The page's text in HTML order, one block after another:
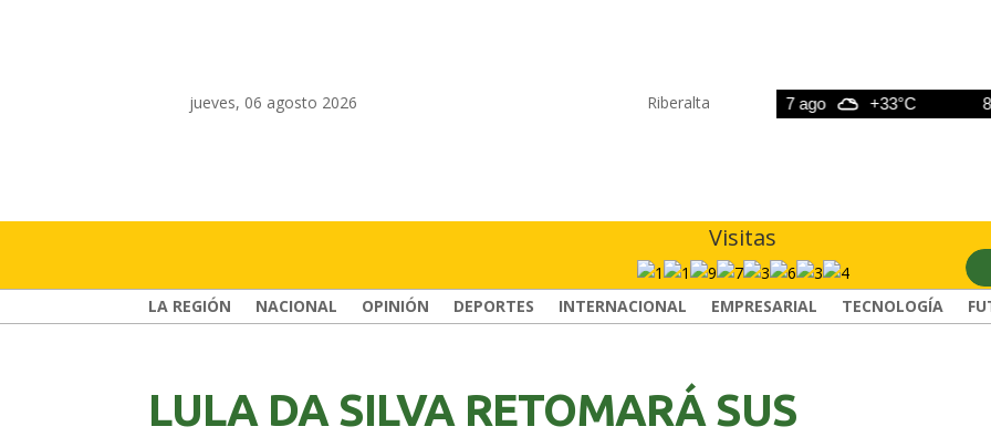
jueves, 06 agosto 2026 Riberalta
+33°C 7 ago +33°C 8
Visitas
LA REGIÓN NACIONAL OPINIÓN DEPORTES INTERNACIONAL EMPRESARIAL TECNOLOGÍA
LULA DA SILVA RETOMARÁ SUS